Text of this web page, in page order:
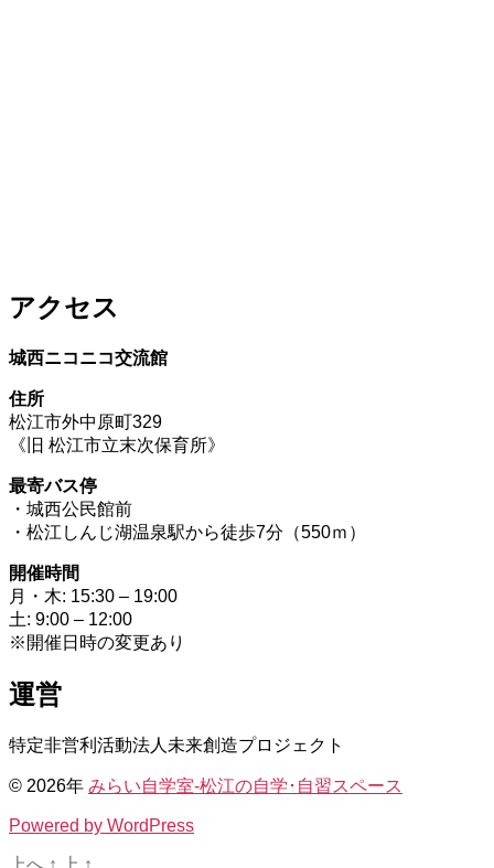
アクセス
城西ニコニコ交流館
住所
松江市外中原町329
《旧 松江市立末次保育所》
最寄バス停
・城西公民館前
・松江しんじ湖温泉駅から徒歩7分（550ｍ）
開催時間
月・木: 15:30 – 19:00
土: 9:00 – 12:00
※開催日時の変更あり
運営
特定非営利活動法人未来創造プロジェクト
© 2026年 みらい自学室-松江の自学･自習スペース
Powered by WordPress
上へ ↑ 上 ↑